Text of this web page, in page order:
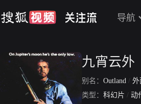
导航
九宵云外
别名： Outland / 外
类型： 科幻片 / 动